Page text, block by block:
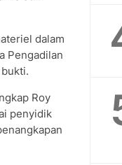
dalam
Pengadilan
Roy
penyidik